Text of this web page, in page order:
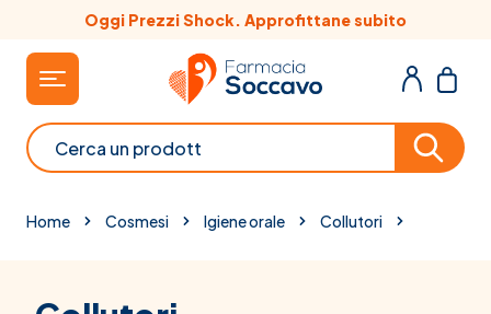
Salta al contenutoOggi Prezzi Shock. Approfittane subito
Cerca
Home Cosmesi Igiene orale Collutori